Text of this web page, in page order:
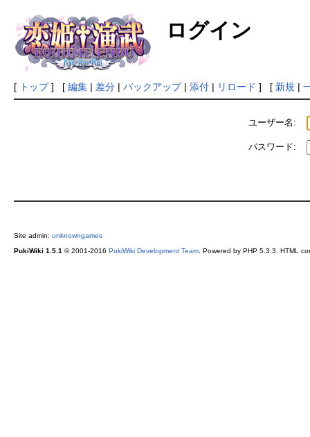
ログイン
[ トップ] [ 編集| 差分| バックアップ| 添付| リロード ] [ 新規 |
ユーザー名:
パスワード:
Site admin: unknowngames
PukiWiki 1.5.1 © 2001-2016 PukiWiki Development Team. Powered by PHP 5.3.3. HTML